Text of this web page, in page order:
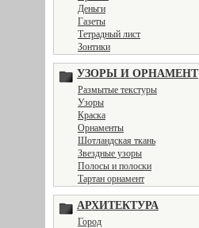
Деньги
Газеты
Тетрадный лист
Зонтики
УЗОРЫ И ОРНАМЕНТ
Размытые текстуры
Узоры
Краска
Орнаменты
Шотландская ткань
Звездные узоры
Полосы и полоски
Тартан орнамент
АРХИТЕКТУРА
Город